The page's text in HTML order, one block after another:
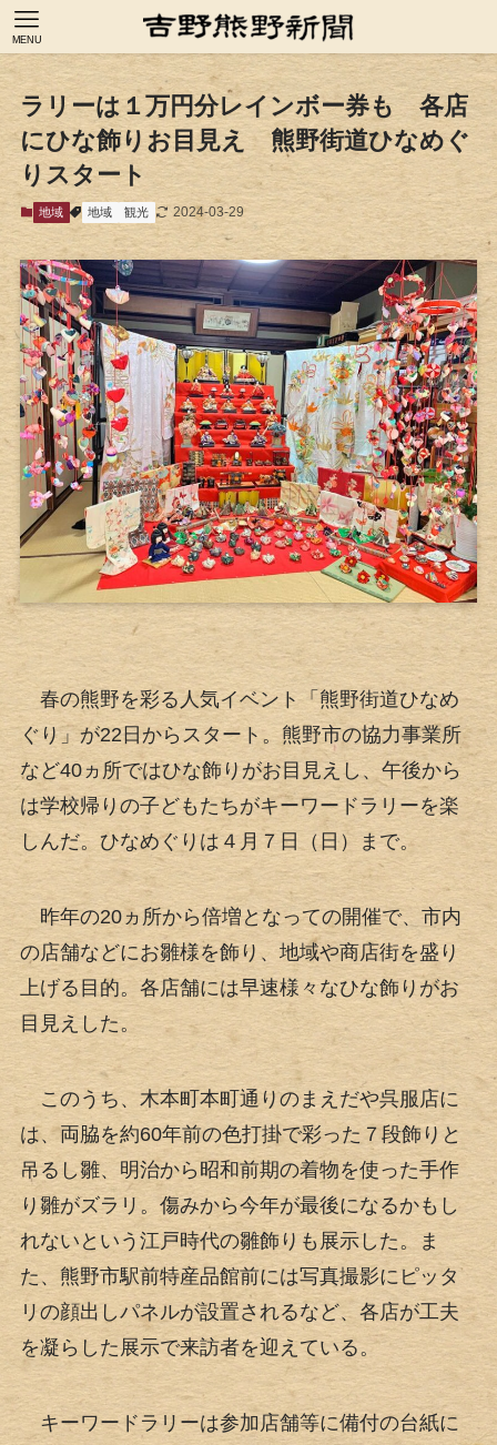
MENU
ラリーは１万円分レインボー券も 各店
にひな飾りお目見え 熊野街道ひなめぐ
りスタート
地域 地域 観光 2024-03-29
春の熊野を彩る人気イベント「熊野街道ひなめ
ぐり」が22日からスタート。熊野市の協力事業所
など40ヵ所ではひな飾りがお目見えし、午後から
は学校帰りの子どもたちがキーワードラリーを楽
しんだ。ひなめぐりは４月７日（日）まで。
昨年の20ヵ所から倍増となっての開催で、市内
の店舗などにお雛様を飾り、地域や商店街を盛り
上げる目的。各店舗には早速様々なひな飾りがお
目見えした。
このうち、木本町本町通りのまえだや呉服店に
は、両脇を約60年前の色打掛で彩った７段飾りと
吊るし雛、明治から昭和前期の着物を使った手作
り雛がズラリ。傷みから今年が最後になるかもし
れないという江戸時代の雛飾りも展示した。ま
た、熊野市駅前特産品館前には写真撮影にピッタ
リの顔出しパネルが設置されるなど、各店が工夫
を凝らした展示で来訪者を迎えている。
キーワードラリーは参加店舗等に備付の台紙に